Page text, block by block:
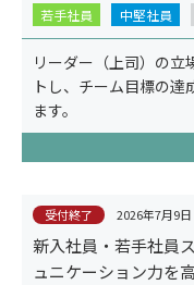
若手社員 中堅社員
リーダー（上司）の立
トし、チーム目標の
ます。
受付終了 2026年7月9日
新入社員・若手社員
ュニケーション力を